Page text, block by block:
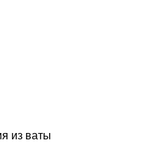
из ваты